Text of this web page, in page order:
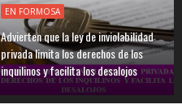
EN FORMOSA
Advierten que la ley de inviolabilidad
privada limita los derechos de los
inquilinos y facilita los desalojos